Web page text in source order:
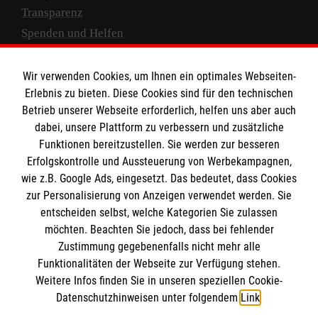
Transparenz
Spenden und Helfen
Empfänger: Malteser Hilfsdienst e.V.
IBAN: DE10 3706 0120 1201 2000 12
BIC: GENODED 1PA7
Newsletter abonnieren
Wir verwenden Cookies, um Ihnen ein optimales Webseiten-
Erlebnis zu bieten. Diese Cookies sind für den technischen
Betrieb unserer Webseite erforderlich, helfen uns aber auch
dabei, unsere Plattform zu verbessern und zusätzliche
Funktionen bereitzustellen. Sie werden zur besseren
Erfolgskontrolle und Aussteuerung von Werbekampagnen,
wie z.B. Google Ads, eingesetzt. Das bedeutet, dass Cookies
zur Personalisierung von Anzeigen verwendet werden. Sie
entscheiden selbst, welche Kategorien Sie zulassen
möchten. Beachten Sie jedoch, dass bei fehlender
Zustimmung gegebenenfalls nicht mehr alle
Funktionalitäten der Webseite zur Verfügung stehen.
Weitere Infos finden Sie in unseren speziellen Cookie-
Datenschutzhinweisen unter folgendem Link.